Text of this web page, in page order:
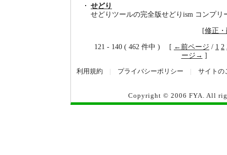
せどり
せどりツールの完全版せどりism コンプリ
[修正
121 - 140 ( 462 件中 ) [ ←前ページ / 1 2
ージ→ ]
利用規約 プライバシーポリシー サイトの
Copyright © 2006 FYA. All